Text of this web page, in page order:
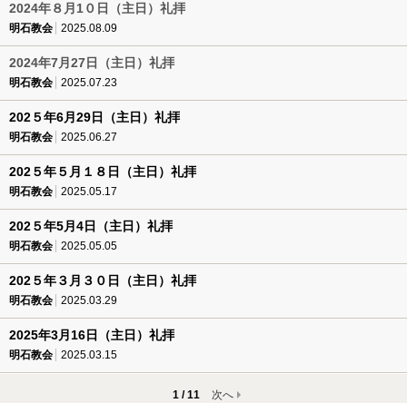
2024年８月1０日（主日）礼拝
明石教会 2025.08.09
2024年7月27日（主日）礼拝
明石教会 2025.07.23
202５年6月29日（主日）礼拝
明石教会 2025.06.27
202５年５月１８日（主日）礼拝
明石教会 2025.05.17
202５年5月4日（主日）礼拝
明石教会 2025.05.05
202５年３月３０日（主日）礼拝
明石教会 2025.03.29
2025年3月16日（主日）礼拝
明石教会 2025.03.15
1 / 11 次へ